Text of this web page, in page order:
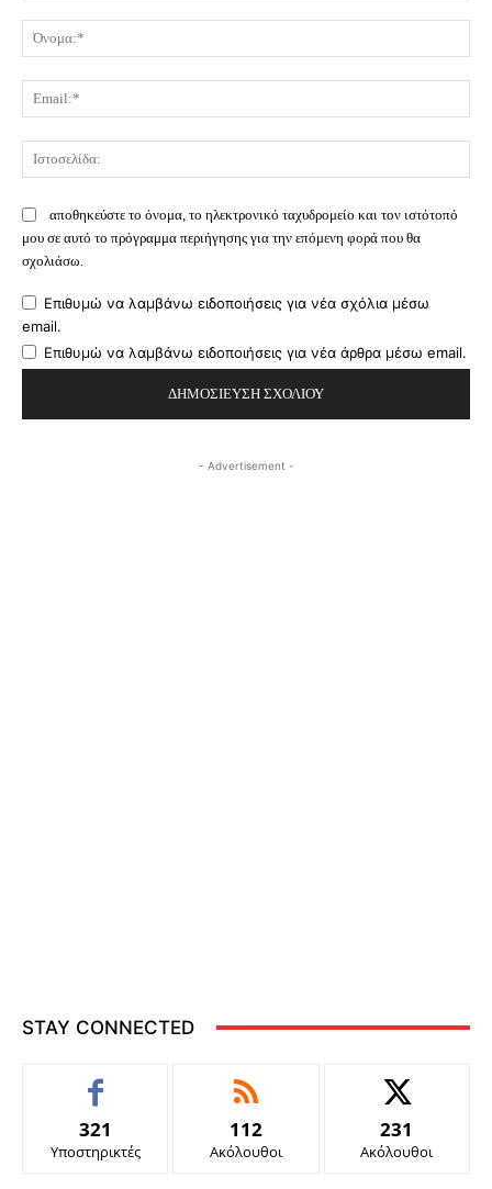
αποθηκεύστε το όνομα, το ηλεκτρονικό ταχυδρομείο και τον ιστότοπό
μου σε αυτό το πρόγραμμα περιήγησης για την επόμενη φορά που θα
σχολιάσω.
Επιθυμώ να λαμβάνω ειδοποιήσεις για νέα σχόλια μέσω
email.
Επιθυμώ να λαμβάνω ειδοποιήσεις για νέα άρθρα μέσω email.
- Advertisement -
STAY CONNECTED
321
Υποστηρικτές
112
Ακόλουθοι
231
Ακόλουθοι